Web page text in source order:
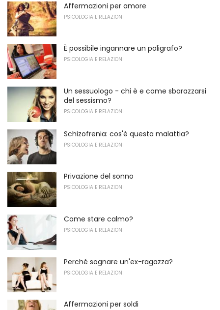
Affermazioni per amore
PSICOLOGIA E RELAZIONI
È possibile ingannare un poligrafo?
PSICOLOGIA E RELAZIONI
Un sessuologo - chi è e come sbarazzarsi
del sessismo?
PSICOLOGIA E RELAZIONI
Schizofrenia: cos'è questa malattia?
PSICOLOGIA E RELAZIONI
Privazione del sonno
PSICOLOGIA E RELAZIONI
Come stare calmo?
PSICOLOGIA E RELAZIONI
Perché sognare un'ex-ragazza?
PSICOLOGIA E RELAZIONI
Affermazioni per soldi